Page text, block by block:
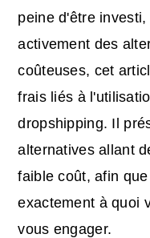
peine d'être
activement des
coûteuses, cet
frais liés à
dropshipping. Il
alternatives allant
faible coût, afin
exactement à quoi
vous engager.